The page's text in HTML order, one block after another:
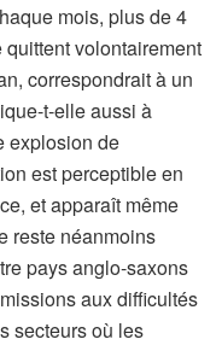
mois, plus de 4
volontairement
correspondrait à un
t-elle aussi à
explosion de
est perceptible en
et apparaît même
reste néanmoins
pays anglo-saxons
aux difficultés
secteurs où les